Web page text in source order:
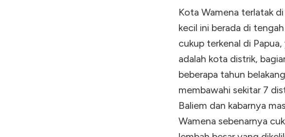
Kota Wamena terlatak
kecil ini berada di
cukup terkenal di
adalah kota distrik,
beberapa tahun
membawahi sekitar 7
Baliem dan kabarnya
Wamena sebenarnya